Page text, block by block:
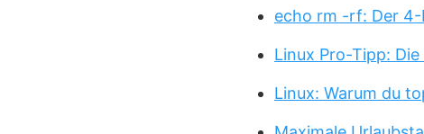
echo rm -rf: Der
Linux Pro-Tipp:
Linux: Warum du